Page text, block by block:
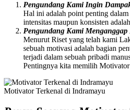
Pengundang Kami Ingin
Hal ini adalah point penting dalam
intensitas maupun konsisten
Pengundang Kami
Menurut Riset yang telah kami
sebuah motivasi adalah bagian
terjadi dalam sebuah pribadi
Pentingnya kita memilih
Motivator Terkenal di Indramayu